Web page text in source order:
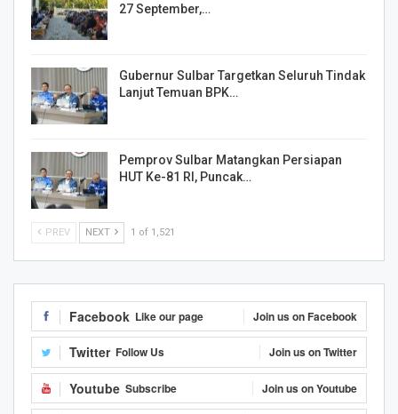
27 September,…
Gubernur Sulbar Targetkan Seluruh Tindak
Lanjut Temuan BPK…
Pemprov Sulbar Matangkan Persiapan
HUT Ke-81 RI, Puncak…
PREV NEXT 1 of 1,521
Facebook Like our page Join us on Facebook
Twitter Follow Us Join us on Twitter
Youtube Subscribe Join us on Youtube